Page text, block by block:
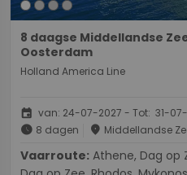
8 daagse Middellandse
Oosterdam
Holland America Line
event van: 24-07-2027 - Tot: 31-
schedule 8 dagen place Middellandse
Vaarroute: